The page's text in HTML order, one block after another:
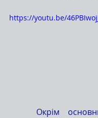
https://youtu.be/